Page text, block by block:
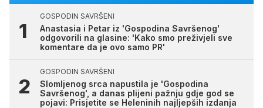
GOSPODIN SAVRŠENI
Anastasia i Petar iz 'Gospodina Savršenog'
odgovorili na glasine: 'Kako smo preživjeli sve
komentare da je ovo samo PR'
GOSPODIN SAVRŠENI
Slomljenog srca napustila je 'Gospodina
Savršenog', a danas plijeni pažnju gdje god se
pojavi: Prisjetite se Heleninih najljepših izdanja